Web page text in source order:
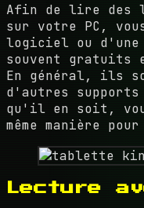
Afin de lire des
sur votre PC,
logiciel ou d'une
souvent gratuits
En général, ils
d'autres supports
qu'il en soit,
même manière
Lecture